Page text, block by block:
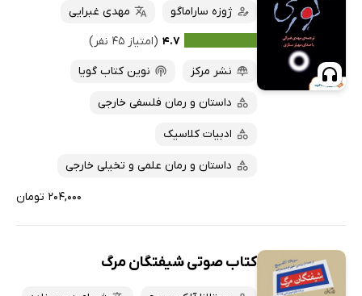
ژوزه ساراماگو
مهدی غبرایی
۴.۷ (امتیاز ۴۵ نفر)
نشر مرکز
نوین کتاب گویا
داستان و رمان فلسفی خارجی
ادبیات کلاسیک
داستان و رمان علمی و تخیلی خارجی
۲۰۴,۰۰۰ تومان
کتاب صوتی شیفتگان مرگ